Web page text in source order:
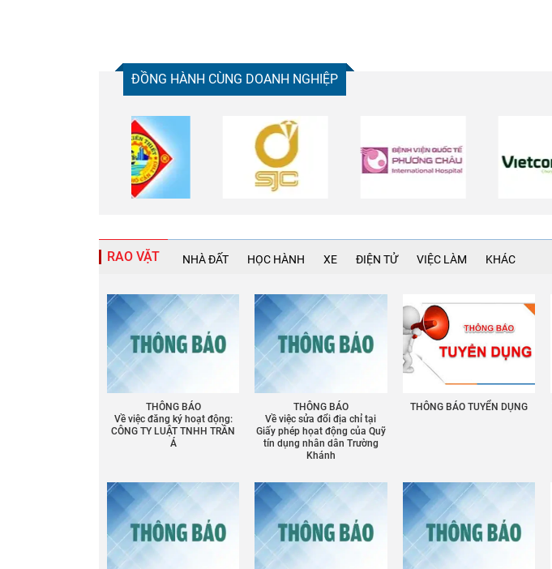
Chia sẻ
ĐỒNG HÀNH CÙNG DOANH NGHIỆP
RAO VẶT NHÀ ĐẤT HỌC HÀNH XE ĐIỆN TỬ VIỆC LÀM KHÁC
THÔNG BÁO
Về việc đăng ký hoạt động:
CÔNG TY LUẬT TNHH TRẦN
Á
THÔNG BÁO
Về việc sửa đổi địa chỉ tại
Giấy phép họat động của Quỹ
tín dụng nhân dân Trường
Khánh
THÔNG BÁO TUYỂN DỤNG